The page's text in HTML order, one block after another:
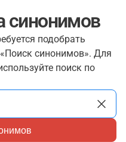
синонимов
подобрать
синонимов». Для
поиск по